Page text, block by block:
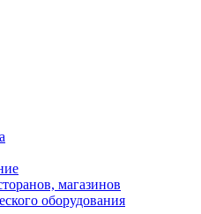
магазинов
оборудования